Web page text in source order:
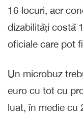
16 locuri, aer
dizabilități costă
oficiale care pot
Un microbuz
euro cu tot cu
luat, în medie cu